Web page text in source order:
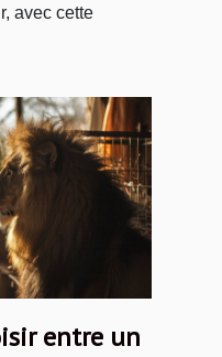
avec cette
entre un